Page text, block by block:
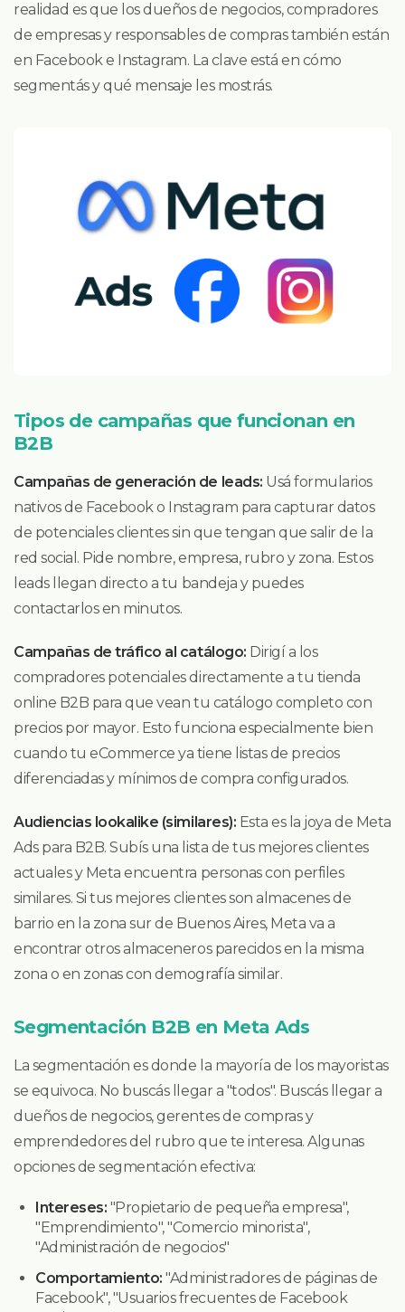
realidad es que los dueños de negocios, compradores
de empresas y responsables de compras también están
en Facebook e Instagram. La clave está en cómo
segmentás y qué mensaje les mostrás.
Tipos de campañas que funcionan en
B2B
Campañas de generación de leads: Usá formularios
nativos de Facebook o Instagram para capturar datos
de potenciales clientes sin que tengan que salir de la
red social. Pide nombre, empresa, rubro y zona. Estos
leads llegan directo a tu bandeja y puedes
contactarlos en minutos.
Campañas de tráfico al catálogo: Dirigí a los
compradores potenciales directamente a tu tienda
online B2B para que vean tu catálogo completo con
precios por mayor. Esto funciona especialmente bien
cuando tu eCommerce ya tiene listas de precios
diferenciadas y mínimos de compra configurados.
Audiencias lookalike (similares): Esta es la joya de Meta
Ads para B2B. Subís una lista de tus mejores clientes
actuales y Meta encuentra personas con perfiles
similares. Si tus mejores clientes son almacenes de
barrio en la zona sur de Buenos Aires, Meta va a
encontrar otros almaceneros parecidos en la misma
zona o en zonas con demografía similar.
Segmentación B2B en Meta Ads
La segmentación es donde la mayoría de los mayoristas
se equivoca. No buscás llegar a "todos". Buscás llegar a
dueños de negocios, gerentes de compras y
emprendedores del rubro que te interesa. Algunas
opciones de segmentación efectiva:
Intereses: "Propietario de pequeña empresa",
"Emprendimiento", "Comercio minorista",
"Administración de negocios"
Comportamiento: "Administradores de páginas de
Facebook", "Usuarios frecuentes de Facebook